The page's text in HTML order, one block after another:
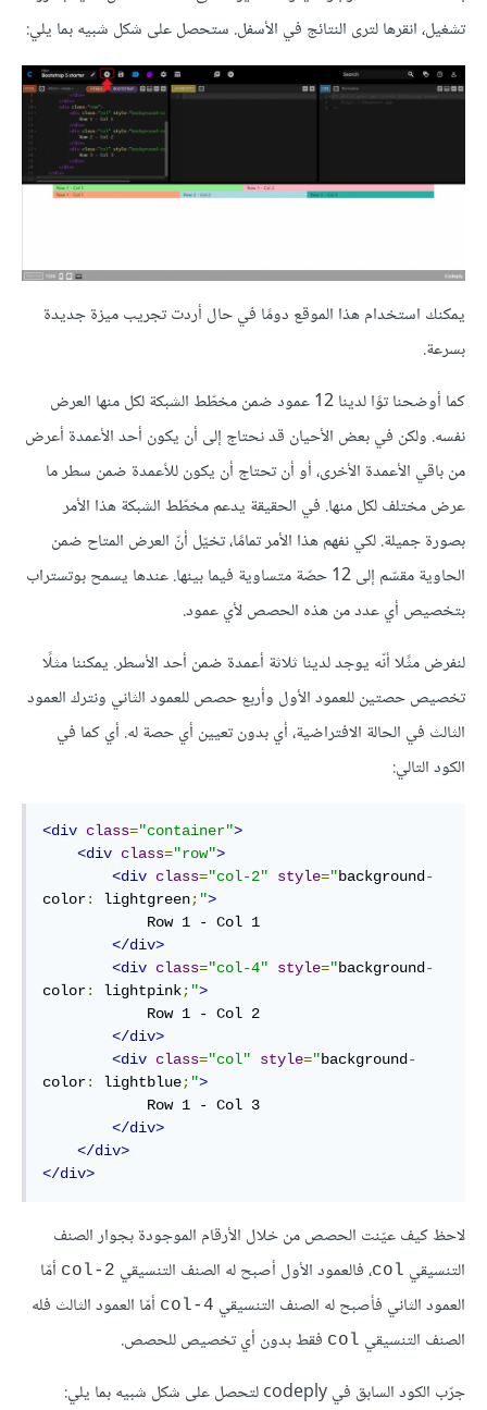
تشغيل، انقرها لترى النتائج في الأسفل. ستحصل على شكل شبيه بما يلي:
يمكنك استخدام هذا الموقع دومًا في حال أردت تجريب ميزة جديدة
بسرعة.
كما أوضحنا توًا لدينا 12 عمود ضمن مخطّط الشبكة لكل منها العرض
نفسه. ولكن في بعض الأحيان قد نحتاج إلى أن يكون أحد الأعمدة أعرض
من باقي الأعمدة الأخرى، أو أن تحتاج أن يكون للأعمدة ضمن سطر ما
عرض مختلف لكل منها. في الحقيقة يدعم مخطّط الشبكة هذا الأمر
بصورة جميلة. لكي نفهم هذا الأمر تمامًا، تخيّل أنّ العرض المتاح ضمن
الحاوية مقسّم إلى 12 حصّة متساوية فيما بينها. عندها يسمح بوتستراب
بتخصيص أي عدد من هذه الحصص لأي عمود.
لنفرض مثًلا أنّه يوجد لدينا ثلاثة أعمدة ضمن أحد الأسطر. يمكننا مثلًا
تخصيص حصتين للعمود الأول وأربع حصص للعمود الثاني ونترك العمود
الثالث في الحالة الافتراضية، أي بدون تعيين أي حصة له. أي كما في
الكود التالي:
<div class="container">
<div class="row">
<div class="col-2" style="background -
color: lightgreen; ">
</div>
<div class="col-4" style="background -
color: lightpink; ">
</div>
<div class="col" style="background -
color: lightblue; ">
</div>
</div>
</div>
لاحظ كيف عيّنت الحصص من خلال الأرقام الموجودة بجوار الصنف
التنسيقي col، فالعمود الأول أصبح له الصنف التنسيقي col-2 أمّا
العمود الثاني فأصبح له الصنف التنسيقي col-4 أمّا العمود الثالث فله
الصنف التنسيقي col فقط بدون أي تخصيص للحصص.
جرّب الكود السابق في codeply لتحصل على شكل شبيه بما يلي: